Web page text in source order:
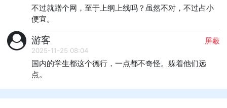
不过就蹭个网，至于上纲上线吗？虽然不对，不过占小
便宜。
游客 屏蔽
2025-11-25 08:04
国内的学生都这个德行，一点都不奇怪。躲着他们远
点。